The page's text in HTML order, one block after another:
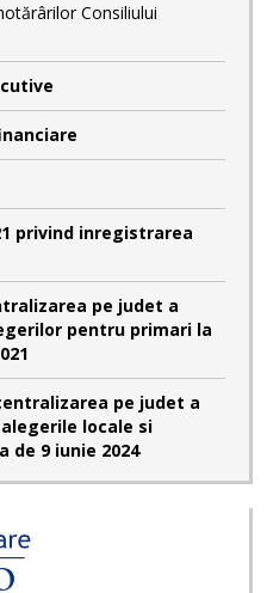
Consiliului
privind inregistrarea
pe judet a
pentru primari la
pe judet a
locale si
de 9 iunie 2024